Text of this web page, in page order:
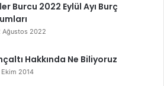
Burcu 2022 Eylül Ayı Burç
Ağustos 2022
Hakkında Ne Biliyoruz
Ekim 2014